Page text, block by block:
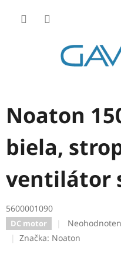
Noaton
biela,
ventilátor
5600001090
DC motor
Priemerné
hodnotenie
Značka: Noaton